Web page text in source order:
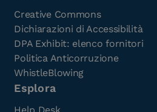
Creative Commons
Dichiarazioni di Accessibilità
DPA Exhibit: elenco fornitori
Politica Anticorruzione
WhistleBlowing
Esplora